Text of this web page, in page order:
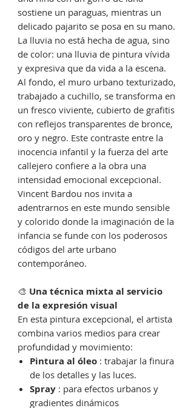
sostiene un paraguas, mientras un
delicado pajarito se posa en su mano.
La lluvia no está hecha de agua, sino
de color: una lluvia de pintura vívida
y expresiva que da vida a la escena.
Al fondo, el muro urbano texturizado,
trabajado a cuchillo, se transforma en
un fresco viviente, cubierto de grafitis
con reflejos transparentes de bronce,
oro y negro. Este contraste entre la
inocencia infantil y la fuerza del arte
callejero confiere a la obra una
intensidad emocional excepcional.
Vincent Bardou nos invita a
adentrarnos en este mundo sensible
y colorido donde la imaginación de la
infancia se funde con los poderosos
códigos del arte urbano
contemporáneo.
🎨 Una técnica mixta al servicio
de la expresión visual
En esta pintura excepcional, el artista
combina varios medios para crear
profundidad y movimiento:
Pintura al óleo : trabajar la finura
de los detalles y las luces.
Spray : para efectos urbanos y
gradientes dinámicos